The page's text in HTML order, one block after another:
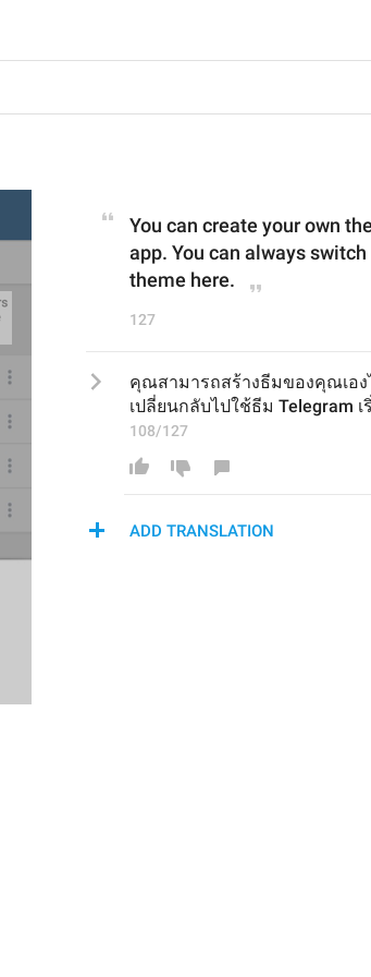
You can create your own
app. You can always
theme here.
127
คุณสามารถสร้างธีมของคุณเอ
เปลี่ยนกลับไปใช้ธีม Telegram
108/127
ADD TRANSLATION